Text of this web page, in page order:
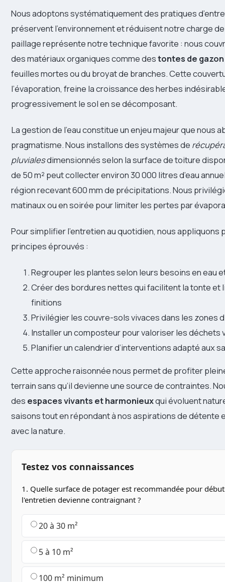
Nous adoptons systématiquement des pratiques
préservent l’environnement et réduisent notre charge
paillage représente notre technique favorite : nous
des matériaux organiques comme destontes de
feuilles mortes ou du broyat de branches. Cette
l’évaporation, freine la croissance des herbes
progressivement le sol en se décomposant.
La gestion de l’eau constitue un enjeu majeur que nous
pragmatisme. Nous installons des systèmes de
pluvialesdimensionnés selon la surface de toiture
de 50 m² peut collecter environ 30 000 litres d’eau
région recevant 600 mm de précipitations. Nous
matinaux ou en soirée pour limiter les pertes par
Pour simplifier l’entretien au quotidien, nous appliquons
principes éprouvés :
Regrouper les plantes selon leurs besoins en eau
Créer des bordures nettes qui facilitent la tonte et
finitions
Privilégier les couvre-sols vivaces dans les zones
Installer un composteur pour valoriser les déchets
Planifier un calendrier d’interventions adapté aux
Cette approche raisonnée nous permet de profiter
terrain sans qu’il devienne une source de contraintes.
des espaces vivants et harmonieuxqui évoluent
saisons tout en répondant à nos aspirations de détente
avec la nature.
Testez vos connaissances
1. Quelle surface de potager est recommandée pour
l'entretien devienne contraignant ?
20 à 30 m²
5 à 10 m²
100 m² minimum